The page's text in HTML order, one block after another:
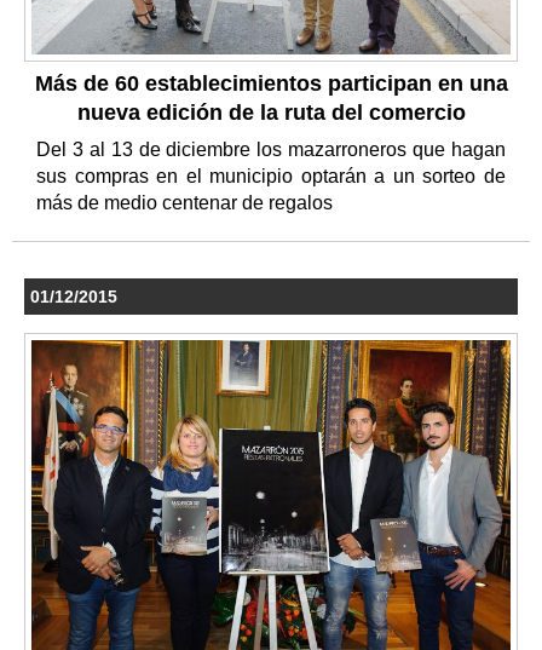
Más de 60 establecimientos participan en una
nueva edición de la ruta del comercio
Del 3 al 13 de diciembre los mazarroneros que hagan
sus compras en el municipio optarán a un sorteo de
más de medio centenar de regalos
01/12/2015